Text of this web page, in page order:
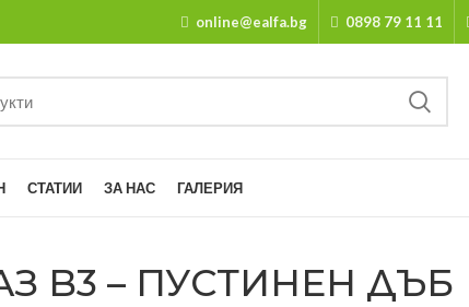
online@ealfa.bg 0898 79 11 11
СТАТИИ ЗА НАС ГАЛЕРИЯ
B3 – ПУСТИНЕН ДЪБ